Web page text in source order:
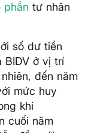
phần tư nhân
số dư tiền
BIDV ở vị trí
đến năm
mức huy
khi
cuối năm